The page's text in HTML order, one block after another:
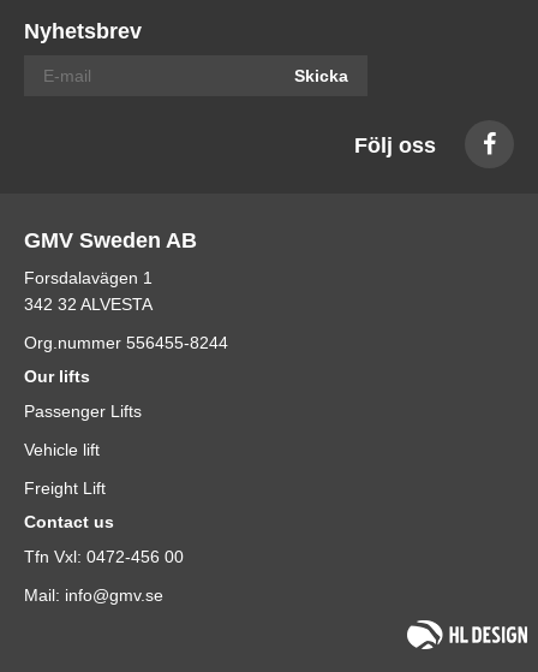
Nyhetsbrev
Skicka
Följ oss
GMV Sweden AB
Forsdalavägen 1
342 32 ALVESTA
Org.nummer 556455-8244
Our lifts
Passenger Lifts
Vehicle lift
Freight Lift
Contact us
Tfn Vxl: 0472-456 00
Mail: info@gmv.se